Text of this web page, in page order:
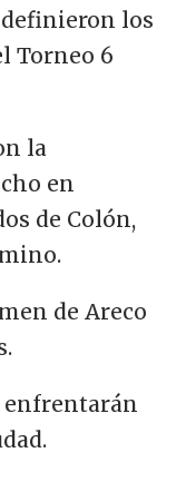
definieron los
Torneo 6
la
en
de Colón,
de Areco
enfrentarán